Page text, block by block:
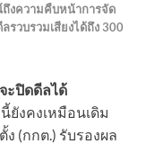
งความคืบหน้าการจัด
รวบรวมเสียงได้ถึง 300
ะปิดดีลได้
งคงเหมือนเดิม
(กกต.) รับรองผล